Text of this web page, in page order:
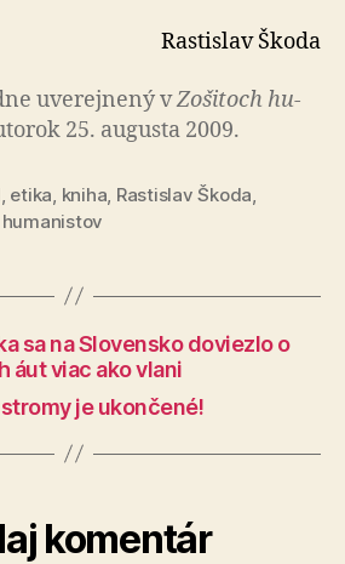
Rastislav Škoda
uve­rej­ne­ný vZo­ši­toch hu­
25. augusta 2009.
etika kniha Rastislav Škoda
sa na Slovensko doviezlo o
áut viac ako vlani
je ukončené!
komentár